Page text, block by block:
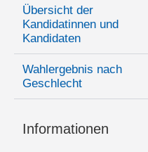
Übersicht der
Kandidatinnen und
Kandidaten
Wahlergebnis nach
Geschlecht
Informationen